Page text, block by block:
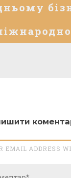
EMAIL ADDRESS